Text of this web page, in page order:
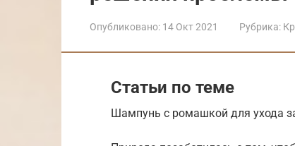
Опубликовано: 14 Окт 2021 Рубрика:
Статьи по теме
Шампунь с ромашкой для ухода